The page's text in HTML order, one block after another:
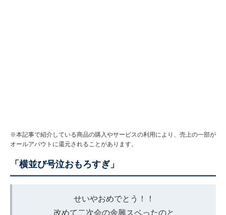
※本記事で紹介している商品の購入やサービスの利用により、売上の一部が
オールアバウトに還元されることがあります。
「横並び号泣おもろすぎ」
せいやおめでとう！！
改めて二次会の余興スベったのと